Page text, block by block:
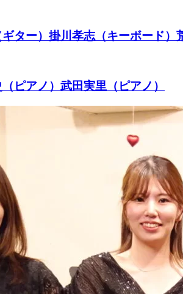
ター）掛川孝志（キーボード
ピアノ）武田実里（ピアノ）